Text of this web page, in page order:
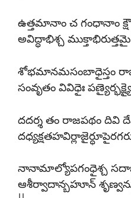
ఉత్తమానాం చ గంధానాం
అవిద్ధాభిశ్చ
శోభమానమసంబాధైస్తం
సంవృతం వివిధైః
దదర్శ తం రాజపథం దివి
నానామాల్యోపగంధైశ్చ
ఆశీర్వాదాన్బహూన్